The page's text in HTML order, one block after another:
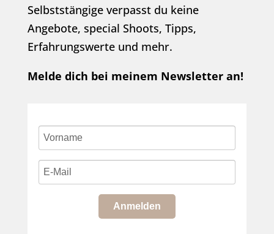
Selbststängige verpasst du keine
Angebote, special Shoots, Tipps,
Erfahrungswerte und mehr.
Melde dich bei meinem Newsletter an!
Anmelden